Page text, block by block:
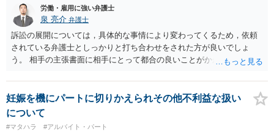
い場合には、労働法にかなり詳しく、上記に関係した法理等にも通じ
た弁護士等に相談し、法的に正確に分析してもらい、今後の対応を検
討するべきです。
労働・雇用に強い弁護士
泉 亮介 弁護士
訴訟の展開については，具体的な事情により変わってくるため，依頼
されている弁護士としっかりと打ち合わせをされた方が良いでしょ
う。 相手の主張書面に相手にとって都合の良いことがかかれているこ
記載を裁判官がそのまま信用して判断をすると言うことは無いかと思
われます。
妊娠を機にパートに切りかえられその他不利益な扱い
について
#マタハラ #アルバイト・パート